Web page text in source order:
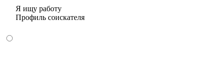
Я ищу работу
Профиль соискателя